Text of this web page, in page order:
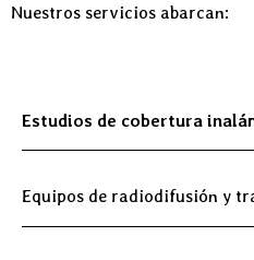
Nuestros servicios abarcan:
Estudios de cobertura
Equipos de radiodifusión y